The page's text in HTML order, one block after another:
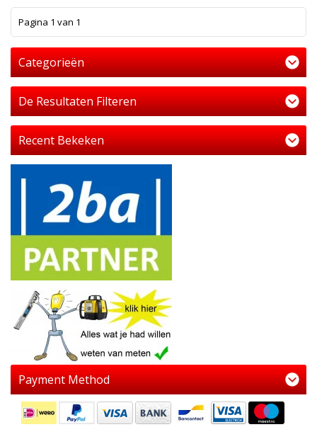
Pagina 1 van 1
Categorieën
De Resultaten Filteren
Recent Bekeken
Payment Method